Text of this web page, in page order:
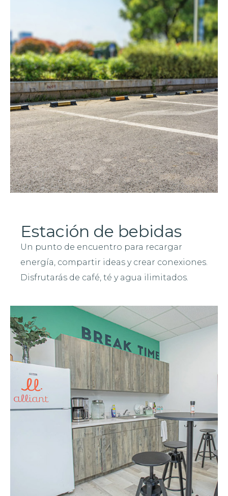
Estación de bebidas
Un punto de encuentro para recargar
energía, compartir ideas y crear conexiones.
Disfrutarás de café, té y agua ilimitados.